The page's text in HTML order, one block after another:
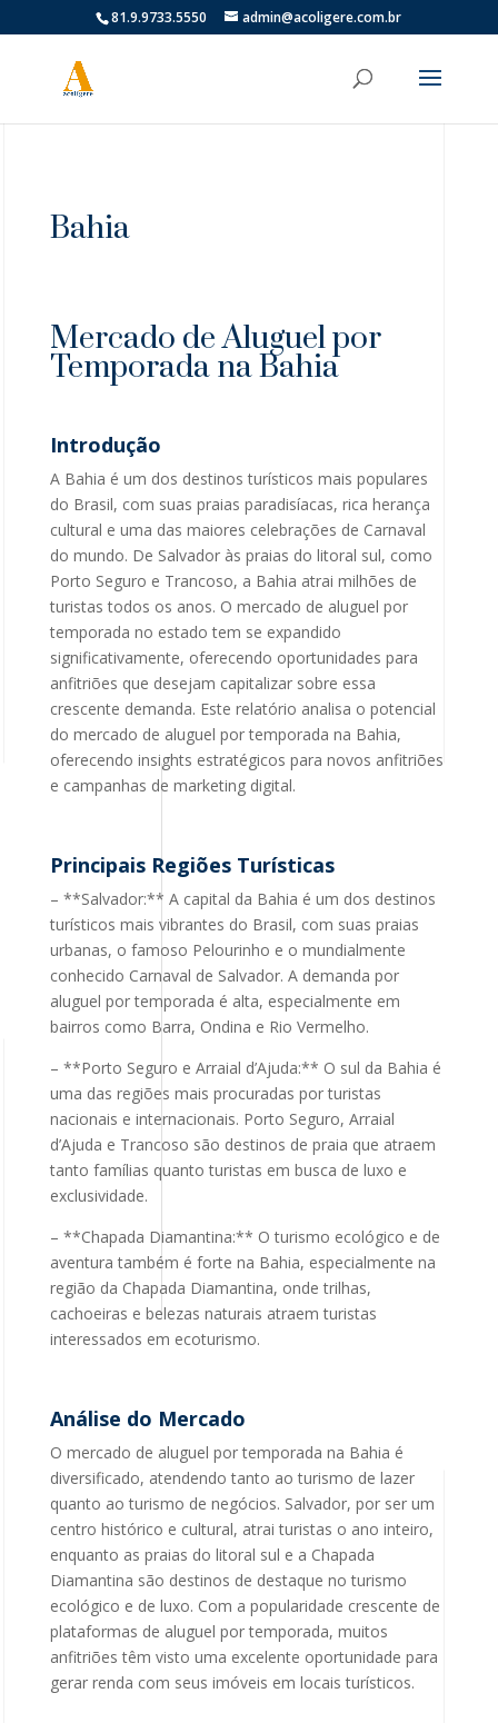
81.9.9733.5550 admin@acoligere.com.br
Bahia
Mercado de Aluguel por
Temporada na Bahia
Introdução
A Bahia é um dos destinos turísticos mais populares
do Brasil, com suas praias paradisíacas, rica herança
cultural e uma das maiores celebrações de Carnaval
do mundo. De Salvador às praias do litoral sul, como
Porto Seguro e Trancoso, a Bahia atrai milhões de
turistas todos os anos. O mercado de aluguel por
temporada no estado tem se expandido
significativamente, oferecendo oportunidades para
anfitriões que desejam capitalizar sobre essa
crescente demanda. Este relatório analisa o potencial
do mercado de aluguel por temporada na Bahia,
oferecendo insights estratégicos para novos anfitriões
e campanhas de marketing digital.
Principais Regiões Turísticas
– **Salvador:** A capital da Bahia é um dos destinos
turísticos mais vibrantes do Brasil, com suas praias
urbanas, o famoso Pelourinho e o mundialmente
conhecido Carnaval de Salvador. A demanda por
aluguel por temporada é alta, especialmente em
bairros como Barra, Ondina e Rio Vermelho.
– **Porto Seguro e Arraial d’Ajuda:** O sul da Bahia é
uma das regiões mais procuradas por turistas
nacionais e internacionais. Porto Seguro, Arraial
d’Ajuda e Trancoso são destinos de praia que atraem
tanto famílias quanto turistas em busca de luxo e
exclusividade.
– **Chapada Diamantina:** O turismo ecológico e de
aventura também é forte na Bahia, especialmente na
região da Chapada Diamantina, onde trilhas,
cachoeiras e belezas naturais atraem turistas
interessados em ecoturismo.
Análise do Mercado
O mercado de aluguel por temporada na Bahia é
diversificado, atendendo tanto ao turismo de lazer
quanto ao turismo de negócios. Salvador, por ser um
centro histórico e cultural, atrai turistas o ano inteiro,
enquanto as praias do litoral sul e a Chapada
Diamantina são destinos de destaque no turismo
ecológico e de luxo. Com a popularidade crescente de
plataformas de aluguel por temporada, muitos
anfitriões têm visto uma excelente oportunidade para
gerar renda com seus imóveis em locais turísticos.